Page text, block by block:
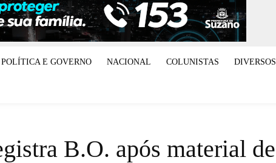
POLÍTICA E GOVERNO NACIONAL COLUNISTAS DIVERSOS
B.O. após material de